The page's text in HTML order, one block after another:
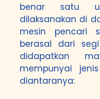
benar satu
dilaksanakan di
mesin pencari
berasal dari
didapatkan
mempunyai
diantaranya: